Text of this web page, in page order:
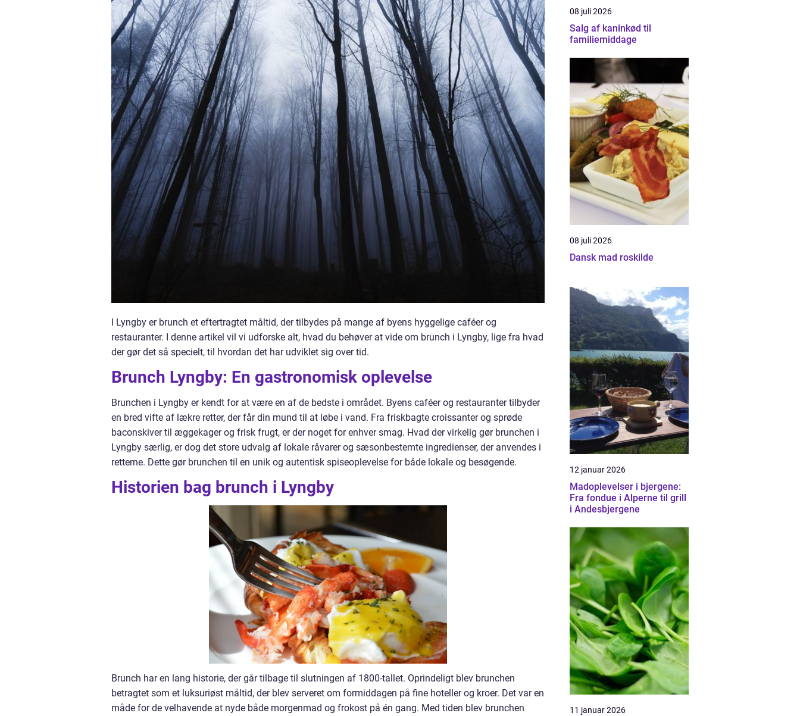
I Lyngby er brunch et eftertragtet måltid, der tilbydes på mange af byens hyggelige caféer og
restauranter. I denne artikel vil vi udforske alt, hvad du behøver at vide om brunch i Lyngby, lige fra hvad
der gør det så specielt, til hvordan det har udviklet sig over tid.
Brunch Lyngby: En gastronomisk oplevelse
Brunchen i Lyngby er kendt for at være en af de bedste i området. Byens caféer og restauranter tilbyder
en bred vifte af lækre retter, der får din mund til at løbe i vand. Fra friskbagte croissanter og sprøde
baconskiver til æggekager og frisk frugt, er der noget for enhver smag. Hvad der virkelig gør brunchen i
Lyngby særlig, er dog det store udvalg af lokale råvarer og sæsonbestemte ingredienser, der anvendes i
retterne. Dette gør brunchen til en unik og autentisk spiseoplevelse for både lokale og besøgende.
Historien bag brunch i Lyngby
Brunch har en lang historie, der går tilbage til slutningen af 1800-tallet. Oprindeligt blev brunchen
betragtet som et luksuriøst måltid, der blev serveret om formiddagen på fine hoteller og kroer. Det var en
måde for de velhavende at nyde både morgenmad og frokost på én gang. Med tiden blev brunchen
08 juli 2026
Salg af kaninkød til
familiemiddage
08 juli 2026
Dansk mad roskilde
12 januar 2026
Madoplevelser i bjergene:
Fra fondue i Alperne til grill
i Andesbjergene
11 januar 2026